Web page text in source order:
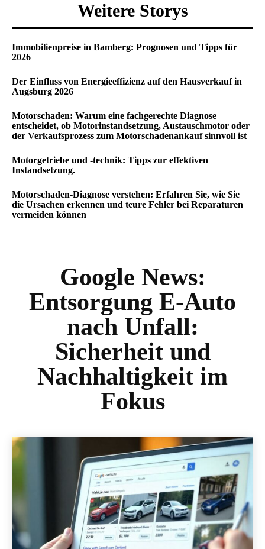
Weitere Storys
Immobilienpreise in Bamberg: Prognosen und Tipps für
2026
Der Einfluss von Energieeffizienz auf den Hausverkauf in
Augsburg 2026
Motorschaden: Warum eine fachgerechte Diagnose
entscheidet, ob Motorinstandsetzung, Austauschmotor oder
der Verkaufsprozess zum Motorschadenankauf sinnvoll ist
Motorgetriebe und -technik: Tipps zur effektiven
Instandsetzung.
Motorschaden-Diagnose verstehen: Erfahren Sie, wie Sie
die Ursachen erkennen und teure Fehler bei Reparaturen
vermeiden können
Google News:
Entsorgung E-Auto
nach Unfall:
Sicherheit und
Nachhaltigkeit im
Fokus